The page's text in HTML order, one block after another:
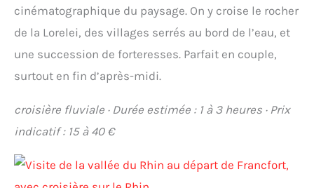
cinématographique du paysage. On y croise le rocher
de la Lorelei, des villages serrés au bord de l’eau, et
une succession de forteresses. Parfait en couple,
surtout en fin d’après-midi.
croisière fluviale · Durée estimée : 1 à 3 heures · Prix
indicatif : 15 à 40 €